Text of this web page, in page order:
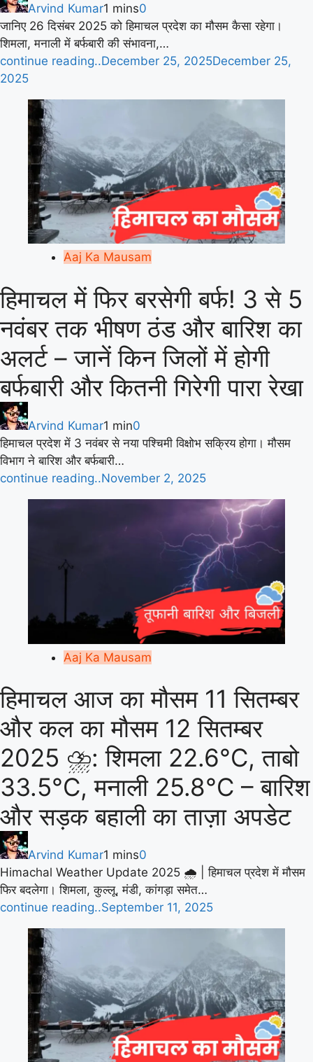
Arvind Kumar1 mins0
जानिए 26 दिसंबर 2025 को हिमाचल प्रदेश का मौसम कैसा रहेगा।
शिमला, मनाली में बर्फबारी की संभावना,…
continue reading..December 25, 2025December 25,
2025
Aaj Ka Mausam
हिमाचल में फिर बरसेगी बर्फ! 3 से 5
नवंबर तक भीषण ठंड और बारिश का
अलर्ट – जानें किन जिलों में होगी
बर्फबारी और कितनी गिरेगी पारा रेखा
Arvind Kumar1 min0
हिमाचल प्रदेश में 3 नवंबर से नया पश्चिमी विक्षोभ सक्रिय होगा। मौसम
विभाग ने बारिश और बर्फबारी…
continue reading..November 2, 2025
Aaj Ka Mausam
हिमाचल आज का मौसम 11 सितम्बर
और कल का मौसम 12 सितम्बर
2025 ⛈️: शिमला 22.6°C, ताबो
33.5°C, मनाली 25.8°C – बारिश
और सड़क बहाली का ताज़ा अपडेट
Arvind Kumar1 mins0
Himachal Weather Update 2025 🌧️ | हिमाचल प्रदेश में मौसम
फिर बदलेगा। शिमला, कुल्लू, मंडी, कांगड़ा समेत…
continue reading..September 11, 2025